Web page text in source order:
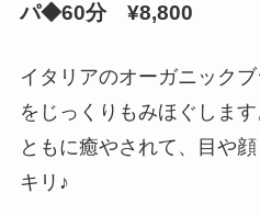
パ◆60分 ¥8,800
イタリアのオーガニック
をじっくりもみほぐしま
ともに癒やされて、目や
キリ♪